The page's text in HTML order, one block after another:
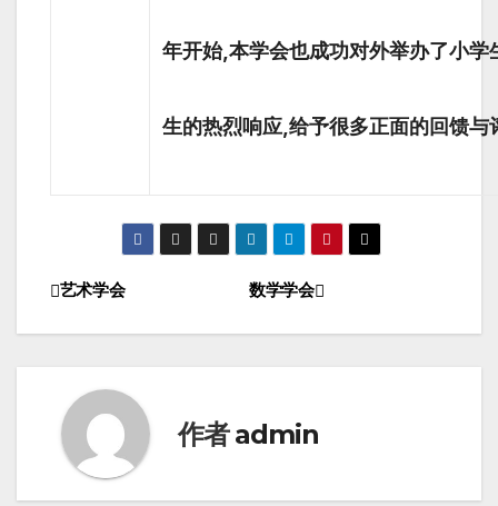
年开始,本学会也成功对外举办了小
生的热烈响应,给予很多正面的回馈
数学学会
艺术学会
作者admin